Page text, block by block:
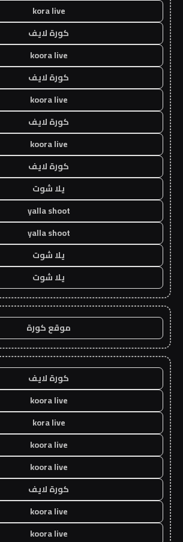
kora live
كورة لايف
koora live
كورة لايف
koora live
كورة لايف
koora live
كورة لايف
يلا شوت
yalla shoot
yalla shoot
يلا شوت
يلا شوت
موقع كورة
كورة لايف
koora live
kora live
koora live
koora live
كورة لايف
koora live
koora live